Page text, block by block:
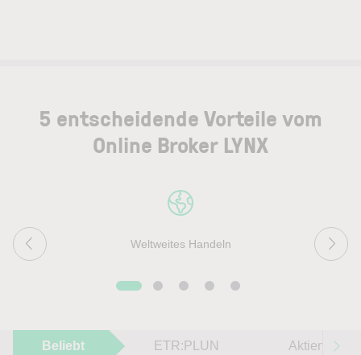
5 entscheidende Vorteile vom
Online Broker LYNX
Weltweites Handeln
Beliebt ETR:PLUN Aktien im